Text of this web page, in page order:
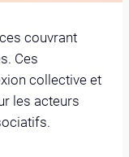
couvrant
Ces
collective et
les acteurs